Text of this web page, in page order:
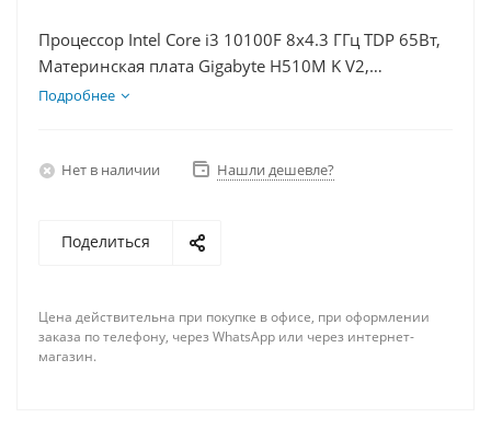
Процессор Intel Core i3 10100F 8x4.3 ГГц TDP 65Вт,
Материнская плата Gigabyte H510M K V2,
Видеокарта RX 6700 10Гб, Память DDR4 64Gb,
Подробнее
Нет в наличии Нашли дешевле?
Поделиться
Цена действительна при покупке в офисе, при оформлении
заказа по телефону, через WhatsApp или через интернет-
магазин.